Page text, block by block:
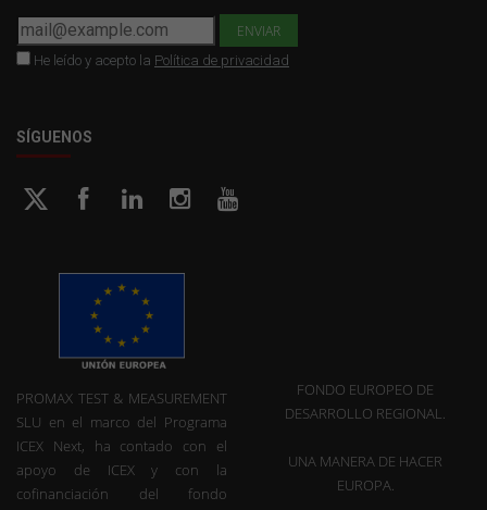
He leído y acepto la Política de privacidad
SÍGUENOS
PROMAX TEST & MEASUREMENT
SLU en el marco del Programa
ICEX Next, ha contado con el
apoyo de ICEX y con la
cofinanciación del fondo
FONDO EUROPEO DE
DESARROLLO REGIONAL.
UNA MANERA DE HACER
EUROPA.